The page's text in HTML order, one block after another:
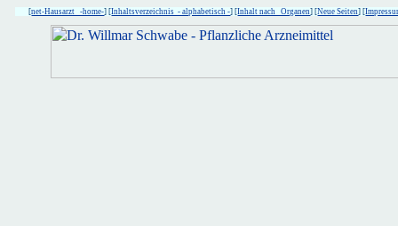
[net-Hausarzt -home-] [Inhaltsverzeichnis - alphabetisch -] [Inhalt nach Organen] [Neue Seiten] [